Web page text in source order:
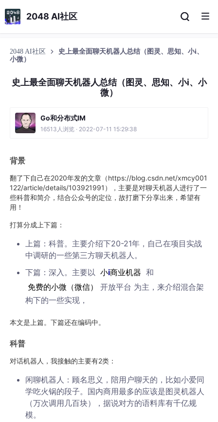
2048 AI社区
2048 AI社区
史上最全面聊天机器人总结（图灵、思知、小i、
小微）
史上最全面聊天机器人总结（图灵、思知、小i、小
微）
Go和分布式IM
16513人浏览 · 2022-07-11 15:29:38
背景
翻了下自己在2020年发的文章（https://blog.csdn.net/xmcy001
122/article/details/103921991），主要是对聊天机器人进行了一
些科普和简介，结合公众号的定位，故打磨下分享出来，希望有
用！
打算分成上下篇：
上篇：科普。主要介绍下20-21年，自己在项目实战
中调研的一些第三方聊天机器人。
下篇：深入。主要以 小i商业机器 和
免费的小微（微信）
开放平台 为主，来介绍混合架
构下的一些实现，
本文是上篇。下篇还在编码中。
科普
对话机器人，我接触的主要有2类：
闲聊机器人：顾名思义，陪用户聊天的，比如小爱同
学吃火锅的段子。国内商用最多的应该是图灵机器人
（万次调用几百块），据说对方的语料库有千亿规
模。